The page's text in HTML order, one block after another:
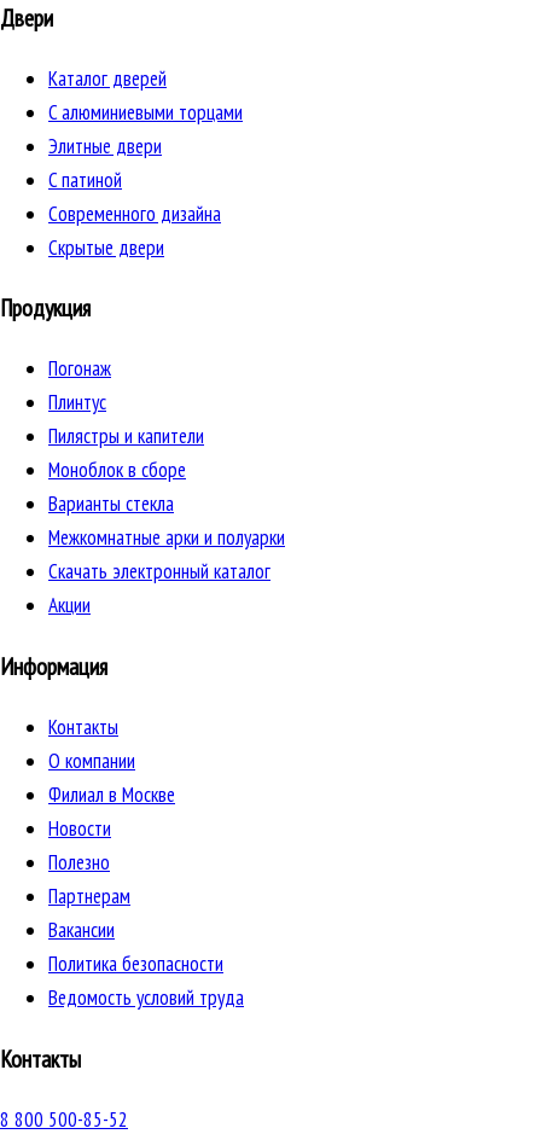
Двери
Каталог дверей
C алюминиевыми торцами
Элитные двери
C патиной
Cовременного дизайна
Скрытые двери
Продукция
Погонаж
Плинтус
Пилястры и капители
Моноблок в сборе
Варианты стекла
Межкомнатные арки и полуарки
Скачать электронный каталог
Акции
Информация
Контакты
О компании
Филиал в Москве
Новости
Полезно
Партнерам
Вакансии
Политика безопасности
Ведомость условий труда
Контакты
8 800 500-85-52